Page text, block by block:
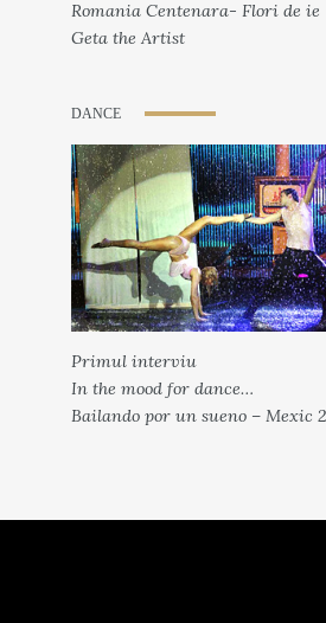
Romania Centenara- Flori de ie
Geta the Artist
DANCE
Primul interviu
In the mood for dance…
Bailando por un sueno – Mexic